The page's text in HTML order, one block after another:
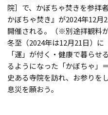
院］で、かぼちゃ焚きを参拝
かぼちゃ焚き』が2024年12月
開催される。（※別途拝観料が
冬至（2024年は12月21日）
「運」が付く・健康で暮ら
るようになった「かぼちゃ」
史ある寺院を訪れ、お参りを
息災を願おう。